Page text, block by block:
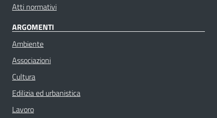
Atti normativi
ARGOMENTI
Ambiente
Associazioni
Cultura
Edilizia ed urbanistica
Lavoro